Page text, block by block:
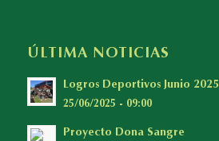
ÚLTIMA NOTICIAS
Logros Deportivos Junio 2025
25/06/2025 - 09:00
Proyecto Dona Sangre